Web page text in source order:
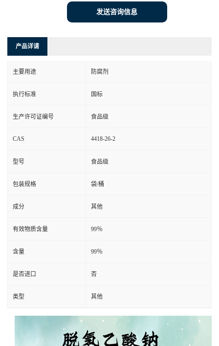
发送咨询信息
产品详请
主要用途 防腐剂
执行标准 国标
生产许可证编号 食品级
CAS 4418-26-2
型号 食品级
包装规格 袋/桶
成分 其他
有效物质含量 99％
含量 99％
是否进口 否
类型 其他